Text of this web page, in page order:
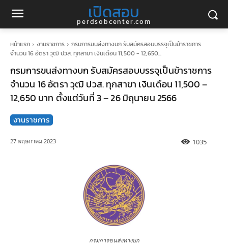
เปิดสอบ
perdsobcenter.com
หน้าแรก งานราชการ
กรมการขนส่งทางบก รับสมัครสอบบรรจุเป็นข้าราชการ
จำนวน 16 อัตรา วุฒิ ปวส. ทุกสาขา เงินเดือน 11,500 - 12,650...
กรมการขนส่งทางบก รับสมัครสอบบรรจุเป็นข้าราชการ
จำนวน 16 อัตรา วุฒิ ปวส. ทุกสาขา เงินเดือน 11,500 –
12,650 บาท ตั้งแต่วันที่ 3 – 26 มิถุนายน 2566
งานราชการ
27 พฤษภาคม 2023 1035
กรมการขนส่งทางบก